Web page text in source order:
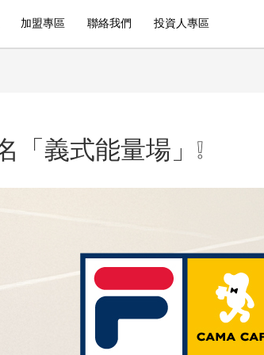
加盟專區 聯絡我們 投資人專區
義式能量場」❕